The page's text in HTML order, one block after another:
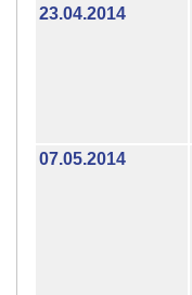
23.04.2014
07.05.2014